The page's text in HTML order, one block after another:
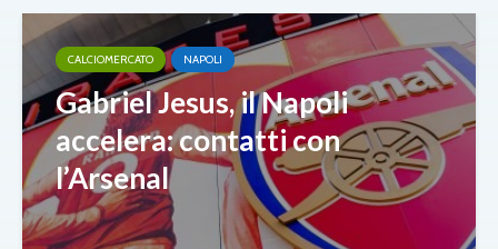
CALCIOMERCATO NAPOLI
Gabriel Jesus, il Napoli
accelera: contatti con
l’Arsenal